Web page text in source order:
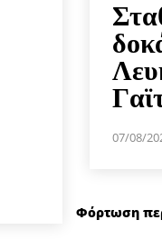
07/08/
Φόρτωση